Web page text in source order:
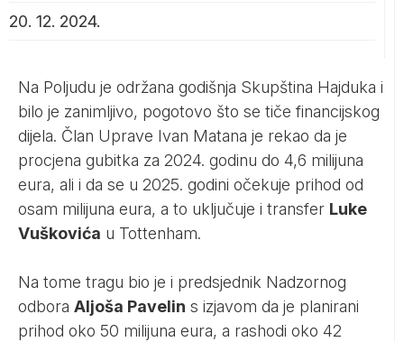
20. 12. 2024.
Na Poljudu je održana godišnja Skupština Hajduka i
bilo je zanimljivo, pogotovo što se tiče financijskog
dijela. Član Uprave Ivan Matana je rekao da je
procjena gubitka za 2024. godinu do 4,6 milijuna
eura, ali i da se u 2025. godini očekuje prihod od
osam milijuna eura, a to uključuje i transfer Luke
Vuškovića u Tottenham.
Na tome tragu bio je i predsjednik Nadzornog
odbora Aljoša Pavelin s izjavom da je planirani
prihod oko 50 milijuna eura, a rashodi oko 42